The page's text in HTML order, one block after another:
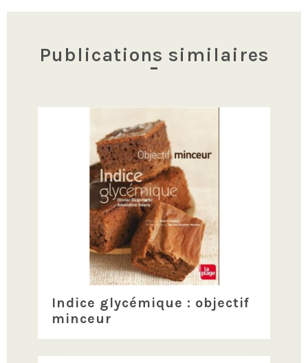
articles
Publications similaires
Indice glycémique : objectif
minceur